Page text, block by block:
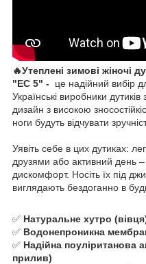
🔥Утеплені зимові жіночі
"ЕС 5" - це надійний вибір
Українські виробники
дизайн з високою
ноги будуть відчувати
Уявіть себе в цих дутиках:
друзями або активний день
дискомфорт. Носіть їх під
виглядають бездоганно в
✅ Натуральне хутро
✅ Водонепроникна
✅ Надійна поуліританова
прилив)